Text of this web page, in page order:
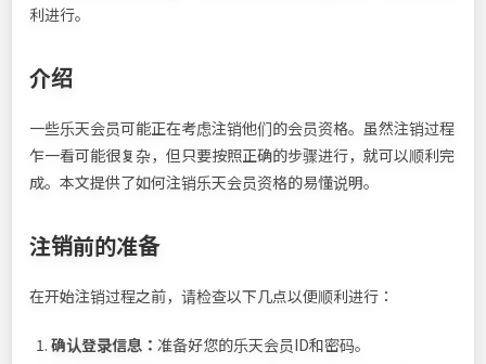
利进行。
介绍
一些乐天会员可能正在考虑注销他们的会员资格。虽然注销过程
乍一看可能很复杂，但只要按照正确的步骤进行，就可以顺利完
成。本文提供了如何注销乐天会员资格的易懂说明。
注销前的准备
在开始注销过程之前，请检查以下几点以便顺利进行：
确认登录信息：准备好您的乐天会员ID和密码。